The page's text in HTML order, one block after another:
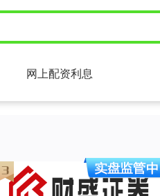
网上配资利息